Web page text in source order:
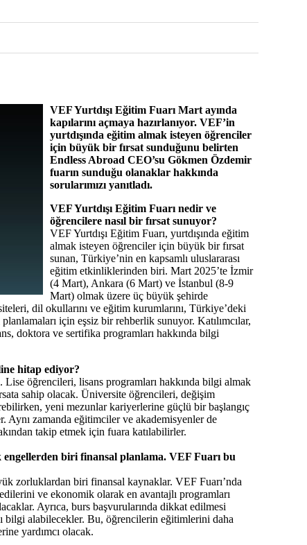
VEF Yurtdışı Eğitim Fuarı Mart ayında
kapılarını açmaya hazırlanıyor. VEF’in
yurtdışında eğitim almak isteyen öğrenciler
için büyük bir fırsat sunduğunu belirten
Endless Abroad CEO’su Gökmen Özdemir
fuarın sunduğu olanaklar hakkında
sorularımızı yanıtladı.
VEF Yurtdışı Eğitim Fuarı nedir ve
öğrencilere nasıl bir fırsat sunuyor?
VEF Yurtdışı Eğitim Fuarı, yurtdışında eğitim
almak isteyen öğrenciler için büyük bir fırsat
sunan, Türkiye’nin en kapsamlı uluslararası
eğitim etkinliklerinden biri. Mart 2025’te İzmir
(4 Mart), Ankara (6 Mart) ve İstanbul (8-9
Mart) olmak üzere üç büyük şehirde
dil okullarını ve eğitim kurumlarını, Türkiye’deki
için eşsiz bir rehberlik sunuyor. Katılımcılar,
doktora ve sertifika programları hakkında bilgi
hitap ediyor?
Lise öğrencileri, lisans programları hakkında bilgi almak
sahip olacak. Üniversite öğrencileri, değişim
yeni mezunlar kariyerlerine güçlü bir başlangıç
Aynı zamanda eğitimciler ve akademisyenler de
takip etmek için fuara katılabilirler.
biri finansal planlama. VEF Fuarı bu
zorluklardan biri finansal kaynaklar. VEF Fuarı’nda
ve ekonomik olarak en avantajlı programları
Ayrıca, burs başvurularında dikkat edilmesi
bilgi alabilecekler. Bu, öğrencilerin eğitimlerini daha
yardımcı olacak.